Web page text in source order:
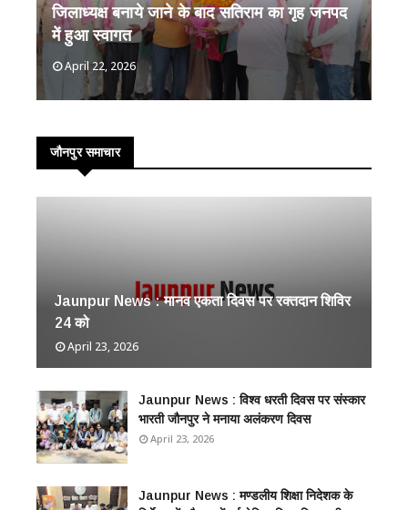
जिलाध्यक्ष बनाये जाने के बाद सतिराम का गृह जनपद
में हुआ स्वागत
April 22, 2026
जौनपुर समाचार
Jaunpur News : ​मानव एकता दिवस पर रक्तदान शिविर
24 को
April 23, 2026
Jaunpur News : विश्व धरती दिवस पर संस्कार
भारती जौनपुर ने मनाया अलंकरण दिवस
April 23, 2026
Jaunpur News : ​मण्डलीय शिक्षा निदेशक के